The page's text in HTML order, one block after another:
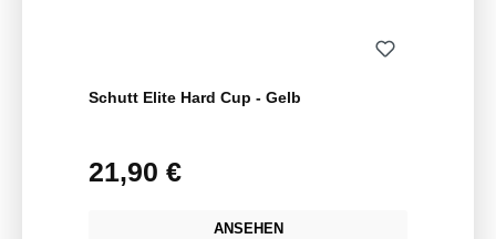
Schutt Elite Hard Cup - Gelb
Regulärer Preis:
21,90 €
ANSEHEN